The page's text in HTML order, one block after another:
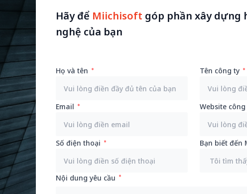
Hãy để Miichisoft góp phần xây dựng
nghệ của bạn
Họ và tên Tên công ty
Email Website
Số điện thoại Bạn biết đến
Nội dung yêu cầu